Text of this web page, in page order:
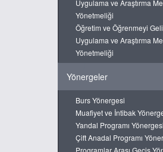
Uygulama ve Araştırma
Yönetmeliği
Öğretim ve Öğrenmeyi
Uygulama ve Araştırma
Yönetmeliği
Yönergeler
Burs Yönergesi
Muafiyet ve İntibak
Yandal Programı Yönergesi
Çift Anadal Programı
Programlar Arası Geçiş